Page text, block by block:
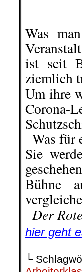
..Der
hier geht
└
Straße
Migration,
Waterkant,
und
Stuttgart 21,
Dez.
01
on1.